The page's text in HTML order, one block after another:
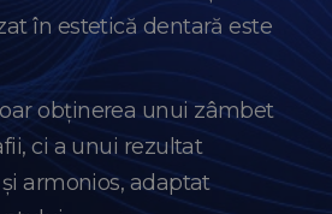
în estetică dentară este
obținerea unui zâmbet
ci a unui rezultat
armonios, adaptat